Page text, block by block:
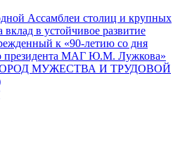
Ассамблеи столиц и крупных
в устойчивое развитие
к «90-летию со дня
президента МАГ Ю.М. Лужкова»
МУЖЕСТВА И ТРУДОВОЙ